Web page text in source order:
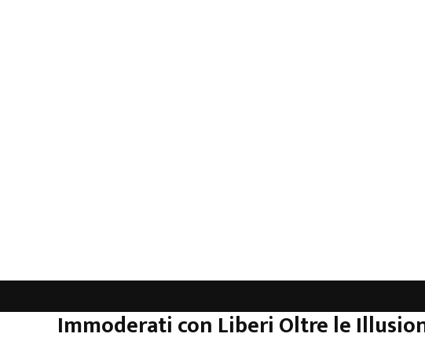
Immoderati con Liberi Oltre le